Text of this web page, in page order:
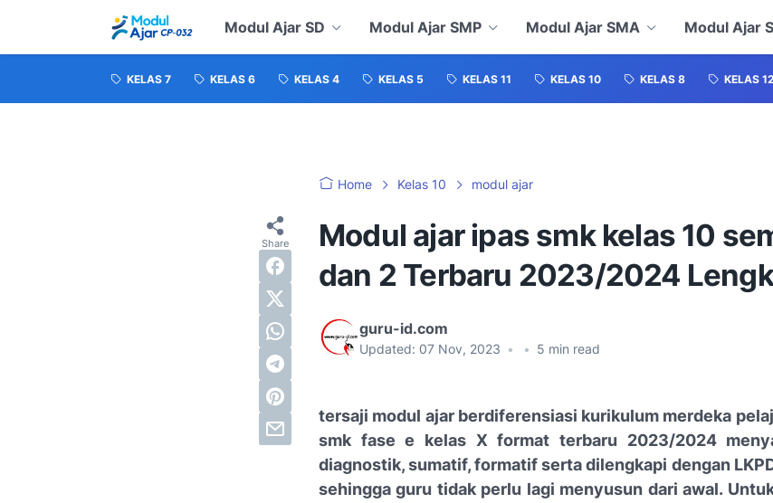
Modul Ajar SD Modul Ajar SMP Modul Ajar SMA Modul Ajar
KELAS 7 KELAS 6 KELAS 4 KELAS 5 KELAS 11 KELAS 10 KELAS 8 KELAS 12
Home Kelas 10 modul ajar
Modul ajar ipas smk kelas 10
dan 2 Terbaru 2023/2024
guru-id.com
Updated: 07 Nov, 2023 • • 5 min read
tersaji modul ajar berdiferensiasi kurikulum merdeka
smk fase e kelas X format terbaru 2023/2024
diagnostik, sumatif, formatif serta dilengkapi dengan
sehingga guru tidak perlu lagi menyusun dari awal.